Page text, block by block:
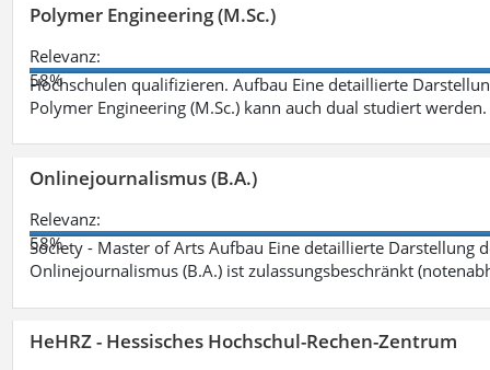
Polymer Engineering (M.Sc.)
Relevanz:
58%
Hochschulen qualifizieren. Aufbau Eine detaillierte
Polymer Engineering (M.Sc.) kann auch dual studiert
Onlinejournalismus (B.A.)
Relevanz:
58%
Society - Master of Arts Aufbau Eine detaillierte Darstellung
Onlinejournalismus (B.A.) ist zulassungsbeschränkt
HeHRZ - Hessisches Hochschul-Rechen-Zentrum